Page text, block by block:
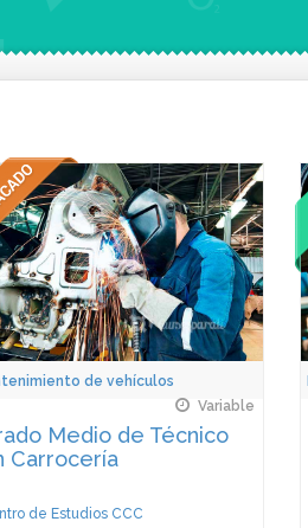
de vehículos
Variable
Medio de Técnico
Carrocería
de Estudios CCC